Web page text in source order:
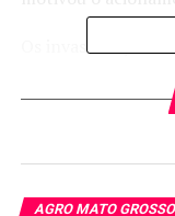
Os invasores já
No local, os
O dono
AGRO MATO GROSSO